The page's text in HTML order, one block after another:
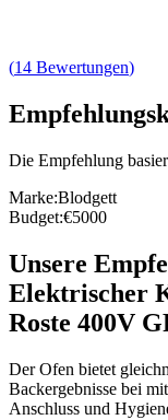
(14 Bewertungen)
Die Empfehlung
Marke:Blodgett
Budget:€5000
Unsere
Elektrischer
Roste 400V
Der Ofen bietet
Backergebnisse bei
Anschluss und